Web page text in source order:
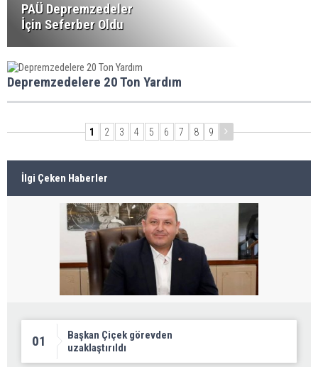
PAÜ Depremzedeler
İçin Seferber Oldu
Depremzedelere 20 Ton Yardım
1 2 3 4 5 6 7 8 9
İlgi Çeken Haberler
01
Başkan Çiçek görevden
uzaklaştırıldı